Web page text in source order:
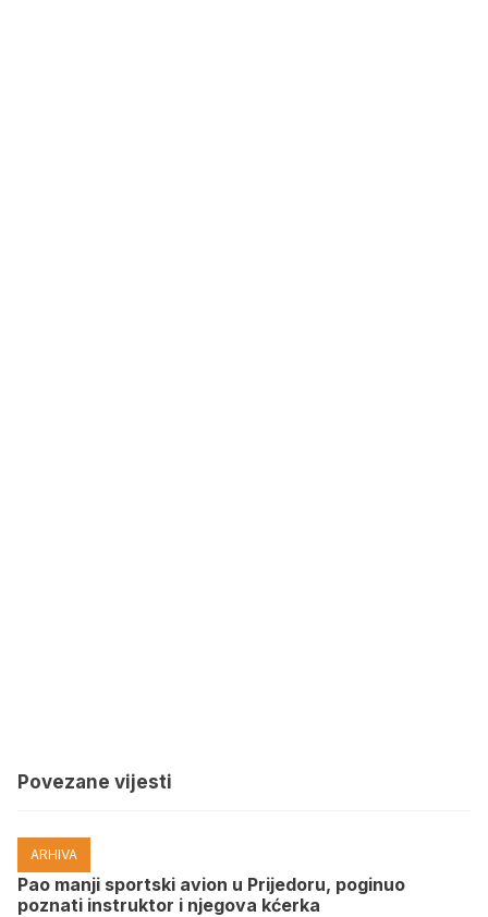
Povezane vijesti
ARHIVA
Pao manji sportski avion u Prijedoru, poginuo
poznati instruktor i njegova kćerka